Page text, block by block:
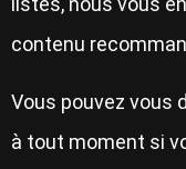
contenu
Vous pouvez vous
à tout moment si